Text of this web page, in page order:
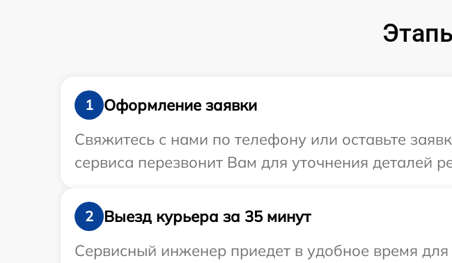
1
Оформление заявки
Свяжитесь с нами по телефону или оставьте
сервиса перезвонит Вам для уточнения деталей
2
Выезд курьера за 35 минут
Сервисный инженер приедет в удобное время